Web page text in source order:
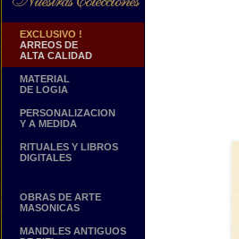
EXCLUSIVO !
ARREOS DE
ALTA CALIDAD
MATERIAL
DE LOGIA
PERSONALIZACION
Y A MEDIDA
RITUALES Y LIBROS
DIGITALES
OBRAS DE ARTE
MASONICAS
MANDILES ANTIGUOS